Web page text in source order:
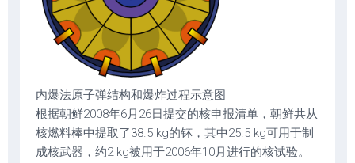
内爆法原子弹结构和爆炸过程示意图
根据朝鲜2008年6月26日提交的核申报清单，朝鲜共从
核燃料棒中提取了38.5 kg的钚，其中25.5 kg可用于制
成核武器，约2 kg被用于2006年10月进行的核试验。